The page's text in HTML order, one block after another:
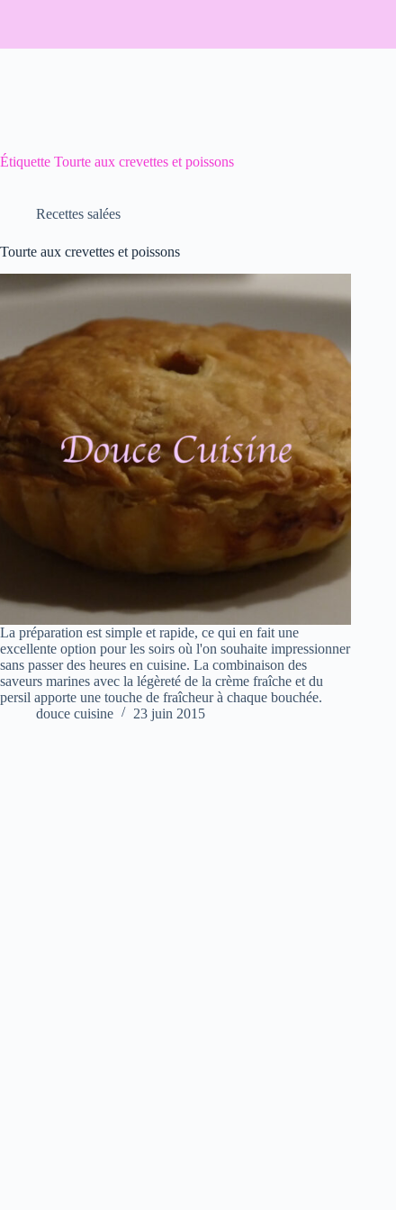
Étiquette Tourte aux crevettes et poissons
Recettes salées
Tourte aux crevettes et poissons
La préparation est simple et rapide, ce qui en fait une
excellente option pour les soirs où l'on souhaite impressionner
sans passer des heures en cuisine. La combinaison des
saveurs marines avec la légèreté de la crème fraîche et du
persil apporte une touche de fraîcheur à chaque bouchée.
douce cuisine
23 juin 2015